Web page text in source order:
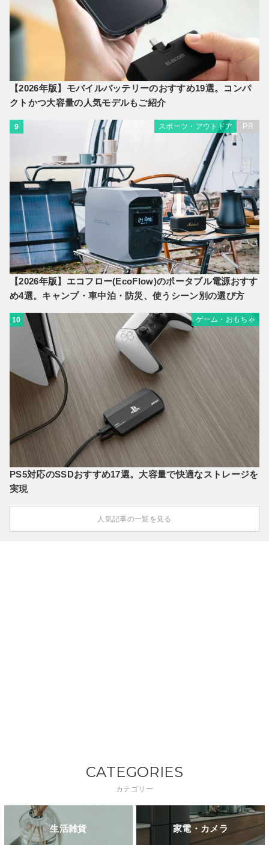
【2026年版】モバイルバッテリーのおすすめ19選。コンパ
クトかつ大容量の人気モデルもご紹介
9 スポーツ・アウトドア PR
【2026年版】エコフロー(EcoFlow)のポータブル電源おすす
め4選。キャンプ・車中泊・防災、使うシーン別の選び方
10 ゲーム・おもちゃ
PS5対応のSSDおすすめ17選。大容量で快適なストレージを
実現
人気記事の一覧を見る
CATEGORIES
カテゴリー
生活雑貨 家電・カメラ